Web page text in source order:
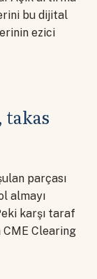
bu dijital
ezici
takas
parçası
almayı
karşı taraf
Clearing